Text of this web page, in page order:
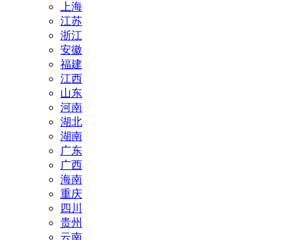
上海
江苏
浙江
安徽
福建
江西
山东
河南
湖北
湖南
广东
广西
海南
重庆
四川
贵州
云南